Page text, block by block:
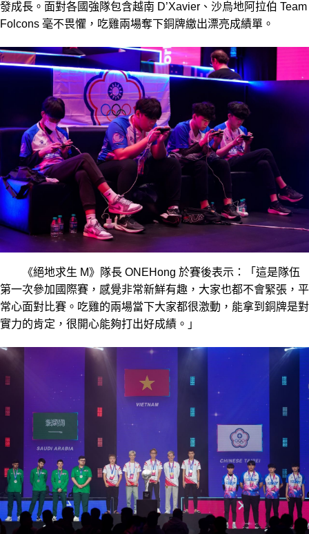
發成長。面對各國強隊包含越南 D’Xavier、沙烏地阿拉伯 Team
Folcons 毫不畏懼，吃雞兩場奪下銅牌繳出漂亮成績單。
《絕地求生 M》隊長 ONEHong 於賽後表示：「這是隊伍
第一次參加國際賽，感覺非常新鮮有趣，大家也都不會緊張，平
常心面對比賽。吃雞的兩場當下大家都很激動，能拿到銅牌是對
實力的肯定，很開心能夠打出好成績。」